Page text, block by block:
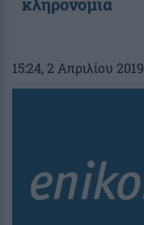
15:24, 2 Απριλίου 2019